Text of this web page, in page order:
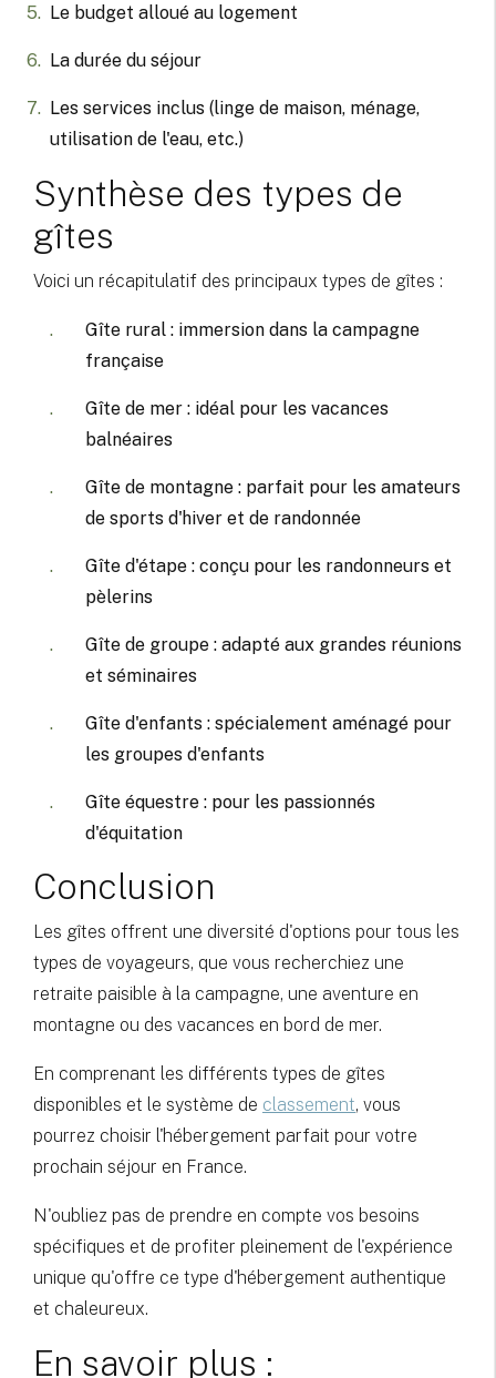
Le budget alloué au logement
La durée du séjour
Les services inclus (linge de maison, ménage,
utilisation de l'eau, etc.)
Synthèse des types de
gîtes
Voici un récapitulatif des principaux types de gîtes :
Gîte rural : immersion dans la campagne
française
Gîte de mer : idéal pour les vacances
balnéaires
Gîte de montagne : parfait pour les amateurs
de sports d'hiver et de randonnée
Gîte d'étape : conçu pour les randonneurs et
pèlerins
Gîte de groupe : adapté aux grandes réunions
et séminaires
Gîte d'enfants : spécialement aménagé pour
les groupes d'enfants
Gîte équestre : pour les passionnés
d'équitation
Conclusion
Les gîtes offrent une diversité d'options pour tous les
types de voyageurs, que vous recherchiez une
retraite paisible à la campagne, une aventure en
montagne ou des vacances en bord de mer.
En comprenant les différents types de gîtes
disponibles et le système de classement, vous
pourrez choisir l'hébergement parfait pour votre
prochain séjour en France.
N'oubliez pas de prendre en compte vos besoins
spécifiques et de profiter pleinement de l'expérience
unique qu'offre ce type d'hébergement authentique
et chaleureux.
En savoir plus :